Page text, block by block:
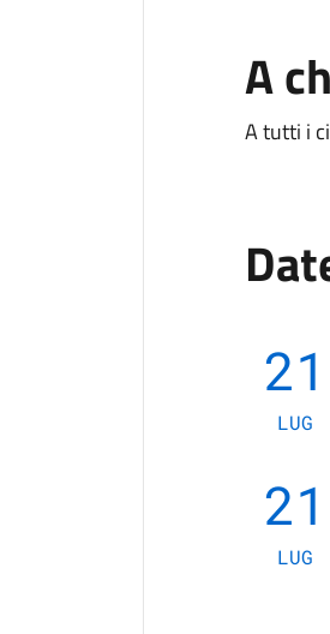
A
A tutti i
21
LUG
21
LUG